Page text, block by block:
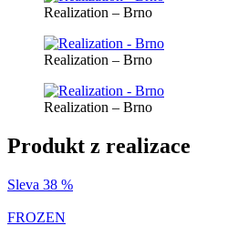
Realization – Brno
Realization – Brno
Realization – Brno
Produkt z realizace
Sleva 38 %
FROZEN